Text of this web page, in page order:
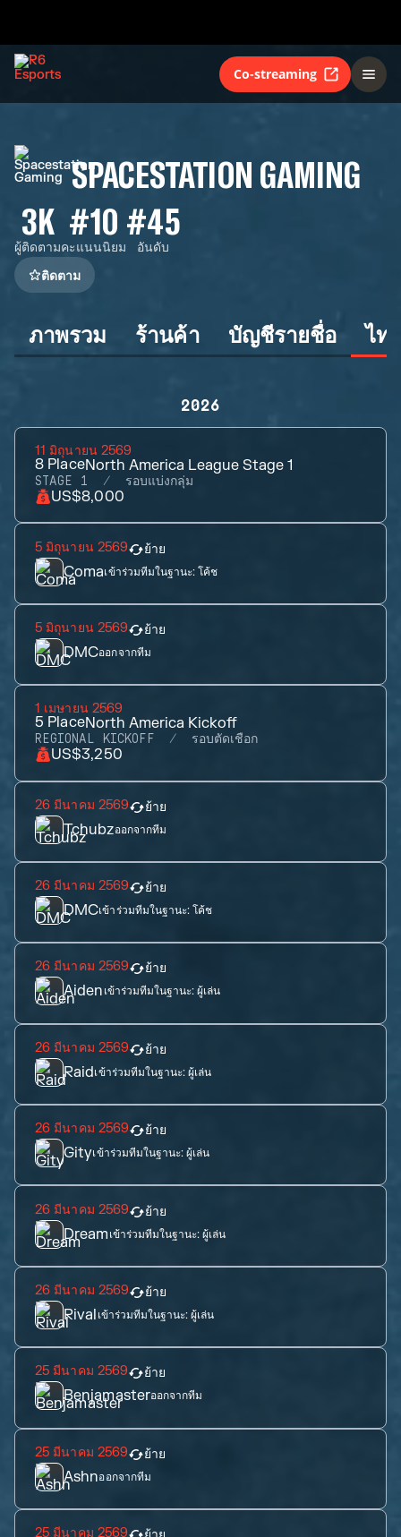
Co-streaming
SPACESTATION GAMING
3K
ผู้ติดตาม
#10
คะแนนนิยม
#45
อันดับ
ติดตาม
ภาพรวม ร้านค้า บัญชีรายชื่อ ไท
2026
11 มิถุนายน 2569
8 PlaceNorth America League Stage 1
STAGE 1 รอบแบ่งกลุ่ม
US$8,000
5 มิถุนายน 2569 ย้าย
Comaเข้าร่วมทีมในฐานะ: โค้ช
5 มิถุนายน 2569 ย้าย
DMCออกจากทีม
1 เมษายน 2569
5 PlaceNorth America Kickoff
REGIONAL KICKOFF รอบตัดเชือก
US$3,250
26 มีนาคม 2569 ย้าย
Tchubzออกจากทีม
26 มีนาคม 2569 ย้าย
DMCเข้าร่วมทีมในฐานะ: โค้ช
26 มีนาคม 2569 ย้าย
Aidenเข้าร่วมทีมในฐานะ:ผู้เล่น
26 มีนาคม 2569 ย้าย
Raidเข้าร่วมทีมในฐานะ: ผู้เล่น
26 มีนาคม 2569 ย้าย
Gityเข้าร่วมทีมในฐานะ: ผู้เล่น
26 มีนาคม 2569 ย้าย
Dreamเข้าร่วมทีมในฐานะ:ผู้เล่น
26 มีนาคม 2569 ย้าย
Rivalเข้าร่วมทีมในฐานะ:ผู้เล่น
25 มีนาคม 2569 ย้าย
Benjamasterออกจากทีม
25 มีนาคม 2569 ย้าย
Ashnออกจากทีม
25 มีนาคม 2569